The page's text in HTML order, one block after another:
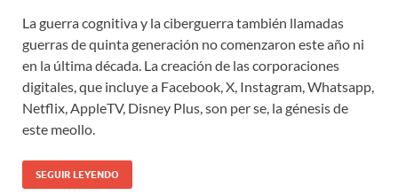
La guerra cognitiva y la ciberguerra también llamadas
guerras de quinta generación no comenzaron este año ni
en la última década. La creación de las corporaciones
digitales, que incluye a Facebook, X, Instagram, Whatsapp,
Netflix, AppleTV, Disney Plus, son per se, la génesis de
este meollo.
SEGUIR LEYENDO